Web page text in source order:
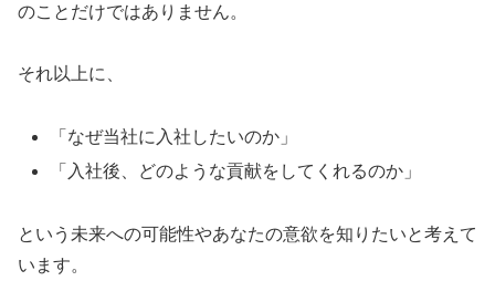
のことだけではありません。
それ以上に、
「なぜ当社に入社したいのか」
「入社後、どのような貢献をしてくれるのか」
という未来への可能性やあなたの意欲を知りたいと考えて
います。